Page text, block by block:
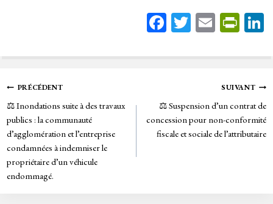
Fa
bo
T
tt
E
ail
Pr
tF
rie
n
dl
y
Navigation
de
l’article
PRÉCÉDENT
⚖️ Inondations suite à des travaux
publics : la communauté
d’agglomération et l’entreprise
condamnées à indemniser le
propriétaire d’un véhicule
endommagé.
SUIVANT
⚖️ Suspension d’un contrat de
concession pour non-conformité
fiscale et sociale de l’attributaire